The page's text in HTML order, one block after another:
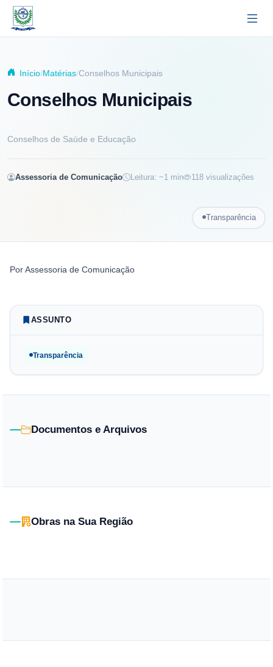
Pular para o conteúdo principal
Início Matérias Conselhos Municipais
Conselhos Municipais
Transparência
Conselhos de Saúde e Educação
Assessoria de Comunicação Leitura: ~1 min 118 visualizações
PorAssessoria de Comunicação
ASSUNTO
Transparência
Documentos e Arquivos
Obras na Sua Região